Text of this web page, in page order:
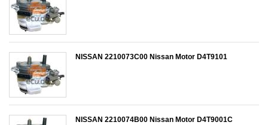
NISSAN 2210073C00 Nissan Motor D4T9101
NISSAN 2210074B00 Nissan Motor D4T9001C